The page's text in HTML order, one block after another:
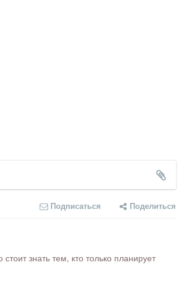
Подписаться Поделиться
знать тем, кто только планирует